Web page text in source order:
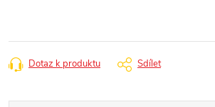
Dotaz k produktu Sdílet